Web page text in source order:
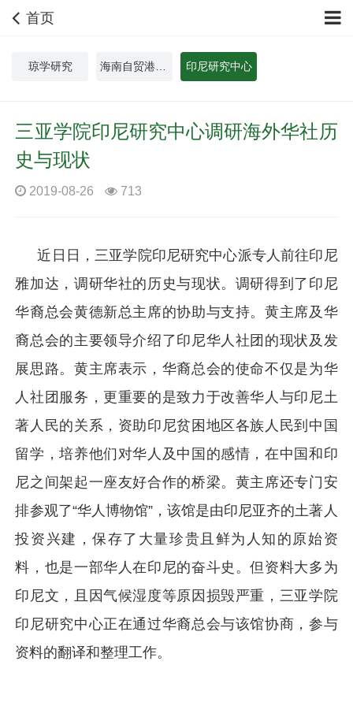
首页
琼学研究 印尼研究中心
三亚学院印尼研究中心调研海外华社历
史与现状
2019-08-26 713
近日日，三亚学院印尼研究中心派专人前往印尼
雅加达，调研华社的历史与现状。调研得到了印尼
华裔总会黄德新总主席的协助与支持。黄主席及华
裔总会的主要领导介绍了印尼华人社团的现状及发
展思路。黄主席表示，华裔总会的使命不仅是为华
人社团服务，更重要的是致力于改善华人与印尼土
著人民的关系，资助印尼贫困地区各族人民到中国
留学，培养他们对华人及中国的感情，在中国和印
尼之间架起一座友好合作的桥梁。黄主席还专门安
排参观了“华人博物馆”，该馆是由印尼亚齐的土著人
投资兴建，保存了大量珍贵且鲜为人知的原始资
料，也是一部华人在印尼的奋斗史。但资料大多为
印尼文，且因气候湿度等原因损毁严重，三亚学院
印尼研究中心正在通过华裔总会与该馆协商，参与
资料的翻译和整理工作。